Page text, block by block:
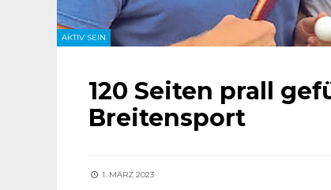
AKTIV SEIN
120 Seiten prall
Breitensport
1. MÄRZ 2023